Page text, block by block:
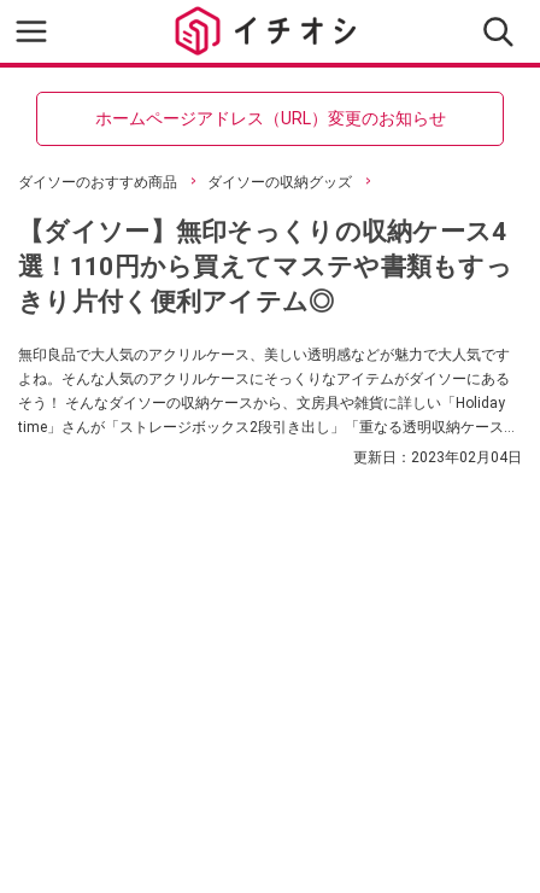
ホームページアドレス（URL）変更のお知らせ
ダイソーのおすすめ商品 ダイソーの収納グッズ
【ダイソー】無印そっくりの収納ケース4
選！110円から買えてマステや書類もすっ
きり片付く便利アイテム◎
無印良品で大人気のアクリルケース、美しい透明感などが魅力で大人気です
よね。そんな人気のアクリルケースにそっくりなアイテムがダイソーにある
そう！ そんなダイソーの収納ケースから、文房具や雑貨に詳しい「Holiday
time」さんが「ストレージボックス2段引き出し」「重なる透明収納ケース1
段引き出し」「重なる透明収納ケース220円」「重なる透明収納ケース330
更新日： 2023年02月04日